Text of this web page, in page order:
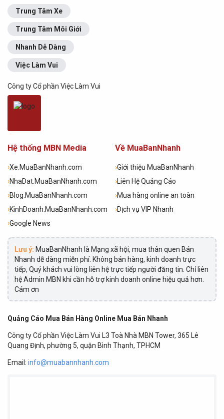
Trung Tâm Xe
Trung Tâm Môi Giới
Nhanh Dễ Dàng
Việc Làm Vui
Công ty Cổ phần Việc Làm Vui
Hệ thống MBN Media
›Xe.MuaBanNhanh.com
›NhaDat.MuaBanNhanh.com
›Blog.MuaBanNhanh.com
›KinhDoanh.MuaBanNhanh.com
›Google News
Về MuaBanNhanh
›Giới thiệu MuaBanNhanh
›Liên Hệ Quảng Cáo
›Mua hàng online an toàn
›Dịch vụ VIP Nhanh
Lưu ý: MuaBanNhanh là Mạng xã hội, mua thân quen Bán
Nhanh dễ dàng miễn phí. Không bán hàng, kinh doanh trực
tiếp, Quý khách vui lòng liên hệ trực tiếp người đăng tin. Chỉ liên
hệ Admin MBN khi cần hỗ trợ kinh doanh online hiệu quả hơn.
Cám ơn
Quảng Cáo Mua Bán Hàng Online Mua Bán Nhanh
Công ty Cổ phần Việc Làm Vui L3 Toà Nhà MBN Tower, 365 Lê
Quang Định, phường 5, quận Bình Thạnh, TPHCM
Email: info@muabannhanh.com